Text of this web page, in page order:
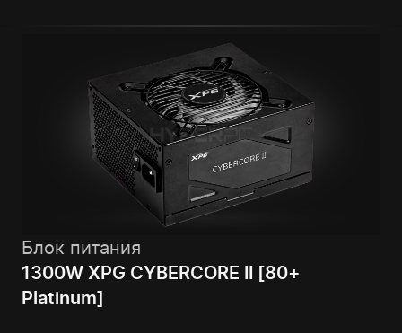
Блок питания
1300W XPG CYBERCORE II [80+
Platinum]